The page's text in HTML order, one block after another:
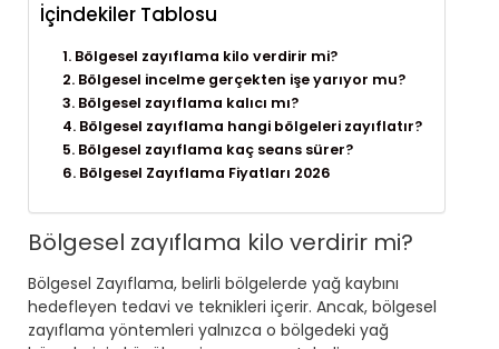
İçindekiler Tablosu
Bölgesel zayıflama kilo verdirir mi?
Bölgesel incelme gerçekten işe yarıyor mu?
Bölgesel zayıflama kalıcı mı?
Bölgesel zayıflama hangi bölgeleri zayıflatır?
Bölgesel zayıflama kaç seans sürer?
Bölgesel Zayıflama Fiyatları 2026
Bölgesel zayıflama kilo verdirir mi?
Bölgesel Zayıflama, belirli bölgelerde yağ kaybını
hedefleyen tedavi ve teknikleri içerir. Ancak, bölgesel
zayıflama yöntemleri yalnızca o bölgedeki yağ